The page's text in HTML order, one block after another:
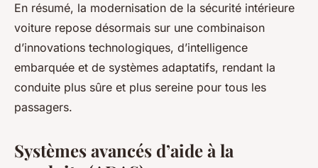
En résumé, la modernisation de la sécurité intérieure
voiture repose désormais sur une combinaison
d’innovations technologiques, d’intelligence
embarquée et de systèmes adaptatifs, rendant la
conduite plus sûre et plus sereine pour tous les
passagers.
Systèmes avancés d’aide à la